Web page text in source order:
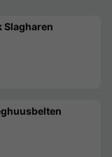
Slagharen